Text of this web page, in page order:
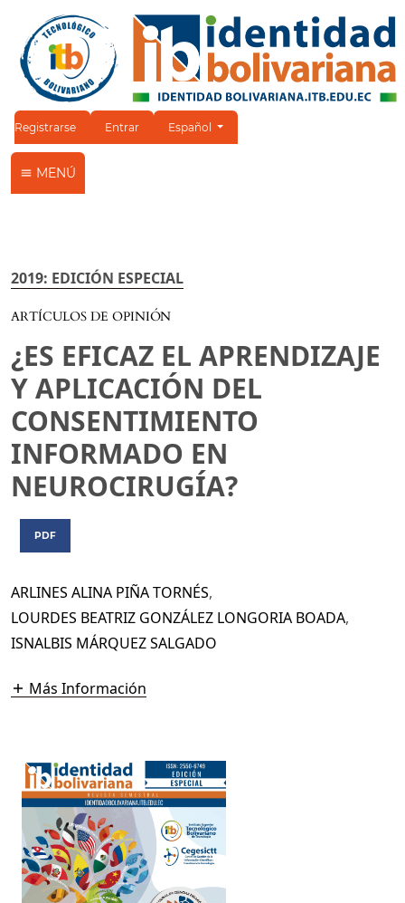
Registrarse Entrar Cambiar el idioma. El idioma actual es:
Español
MENÚ
2019: EDICIÓN ESPECIAL
ARTÍCULOS DE OPINIÓN
¿ES EFICAZ EL APRENDIZAJE
Y APLICACIÓN DEL
CONSENTIMIENTO
INFORMADO EN
NEUROCIRUGÍA?
PDF
ARLINES ALINA PIÑA TORNÉS,
LOURDES BEATRIZ GONZÁLEZ LONGORIA BOADA,
ISNALBIS MÁRQUEZ SALGADO
Más Información